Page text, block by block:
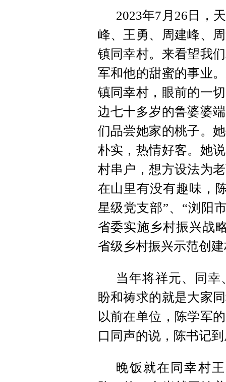
2023年7月26日，
峰、王勇、周建峰、
镇同幸村。来看望我
军和他的甜蜜的事业
镇同幸村，眼前的一
边七十多岁的鲁婆婆
们品尝她家的桃子。
朴实，热情好客。她
村串户，想方设法为
在山里有没有趣味，
星级党支部”、“浏阳
省委实施乡村振兴战
省级乡村振兴示范创
当年将祥元、同
盼和祷求的就是大家
以前在单位，陈学军
口同声的说，陈书记
晚饭就在同幸村